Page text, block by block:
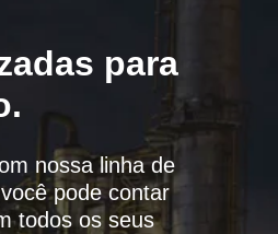
para
nossa linha de
pode contar
todos os seus